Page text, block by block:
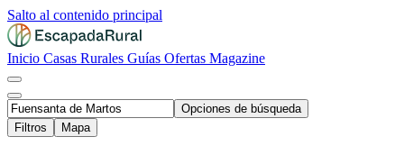
Salto al contenido principal
Inicio Casas Rurales Guías Ofertas Magazine
Opciones de búsqueda
Filtros
Mapa